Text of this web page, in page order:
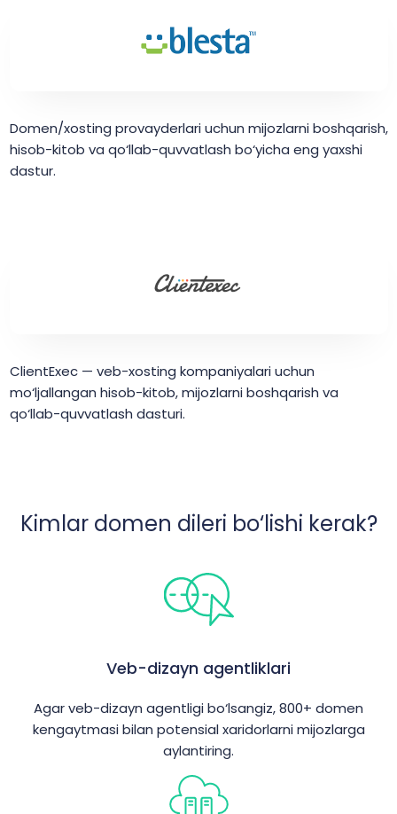
Domen/xosting provayderlari uchun mijozlarni boshqarish,
hisob-kitob va qo‘llab-quvvatlash bo‘yicha eng yaxshi
dastur.
ClientExec — veb-xosting kompaniyalari uchun
mo‘ljallangan hisob-kitob, mijozlarni boshqarish va
qo‘llab-quvvatlash dasturi.
Kimlar domen dileri bo‘lishi kerak?
Veb-dizayn agentliklari
Agar veb-dizayn agentligi bo‘lsangiz, 800+ domen
kengaytmasi bilan potensial xaridorlarni mijozlarga
aylantiring.